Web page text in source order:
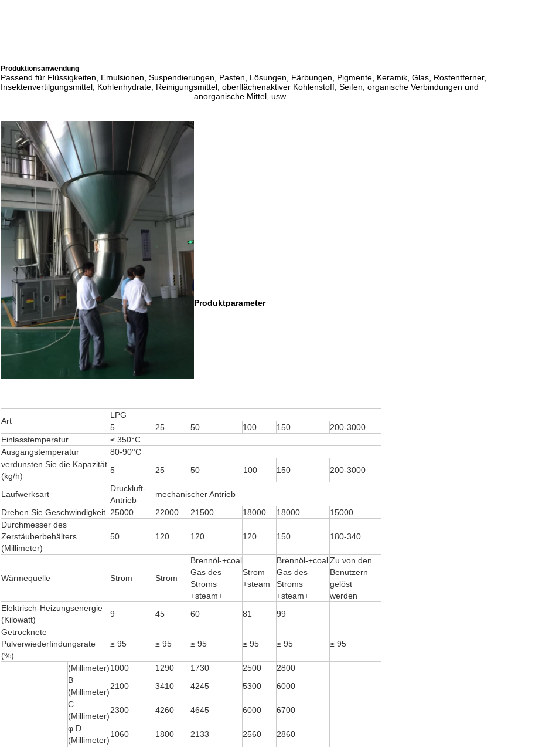
Produktionsanwendung
Passend für Flüssigkeiten, Emulsionen, Suspendierungen, Pasten, Lösungen, Färbungen, Pigmente, Keramik, Glas, Rostentferner,
Insektenvertilgungsmittel, Kohlenhydrate, Reinigungsmittel, oberflächenaktiver Kohlenstoff, Seifen, organische Verbindungen und
anorganische Mittel, usw.
Produktparameter
Art
LPG
5
25 50 100 150
200-3000
Einlasstemperatur
≤ 350°C
Ausgangstemperatur
80-90°C
verdunsten Sie die Kapazität
(kg/h)
5 25 50 100 150 200-3000
Laufwerksart
Druckluft-
Antrieb
mechanischer Antrieb
Drehen Sie Geschwindigkeit 25000 22000 21500 18000 18000
15000
Durchmesser des
Zerstäuberbehälters
(Millimeter)
50 120 120 120 150 180-340
Wärmequelle Strom Strom
Brennöl-+coal
Gas des
Stroms
+steam+
Strom
+steam
Brennöl-+coal
Gas des
Stroms
+steam+
Zu von den
Benutzern
gelöst
werden
Elektrisch-Heizungsenergie
(Kilowatt)
9 45 60 81
99
Getrocknete
Pulverwiederfindungsrate
(%)
≥ 95 ≥ 95 ≥ 95 ≥ 95 ≥ 95 ≥ 95
(Millimeter)1000 1290 1730 2500
2800
B
(Millimeter)
2100 3410 4245 5300
6000
C
(Millimeter)
2300 4260 4645 6000
6700
φ D
(Millimeter)
1060 1800 2133 2560 2860